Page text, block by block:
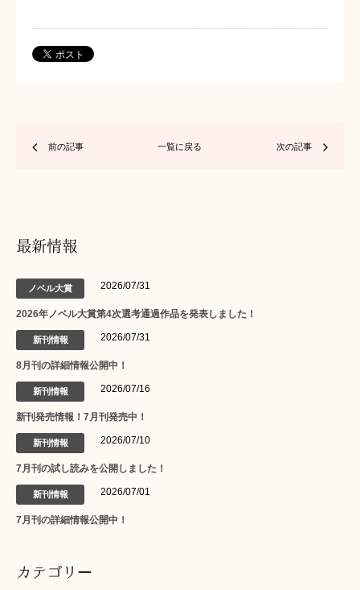
前の記事 一覧に戻る 次の記事
最新情報
ノベル大賞 2026/07/31
2026年ノベル大賞第4次選考通過作品を発表しました！
新刊情報 2026/07/31
8月刊の詳細情報公開中！
新刊情報 2026/07/16
新刊発売情報！7月刊発売中！
新刊情報 2026/07/10
7月刊の試し読みを公開しました！
新刊情報 2026/07/01
7月刊の詳細情報公開中！
カテゴリー